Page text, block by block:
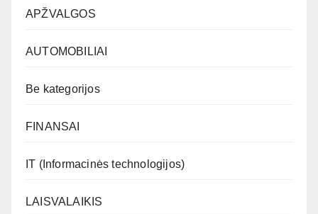
APŽVALGOS
AUTOMOBILIAI
Be kategorijos
FINANSAI
IT (Informacinės technologijos)
LAISVALAIKIS